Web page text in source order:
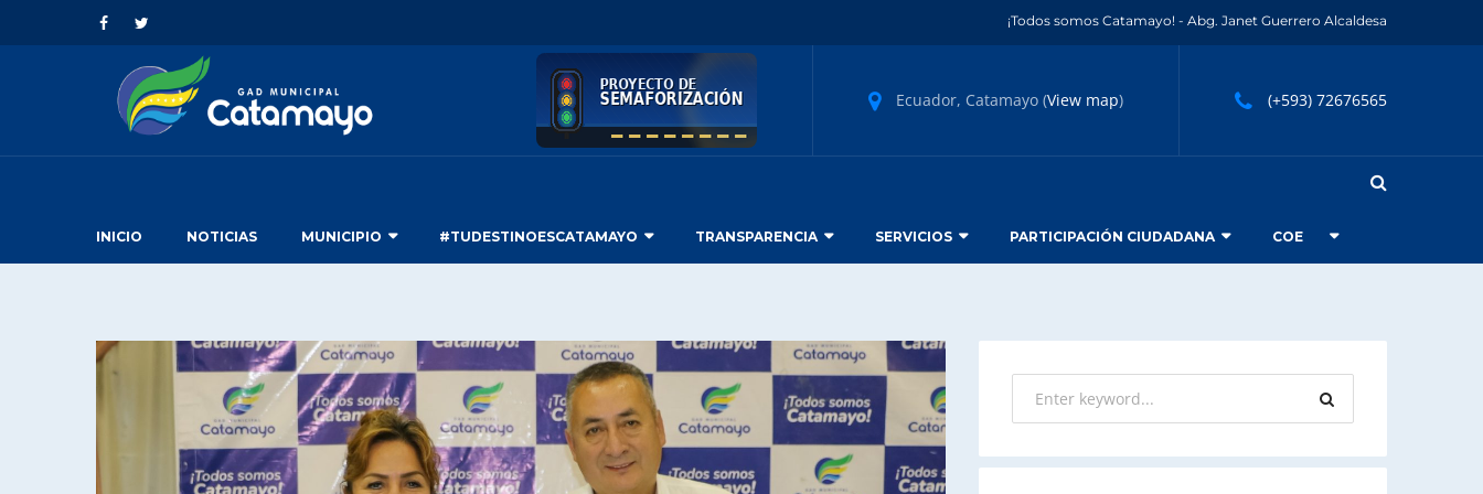
¡Todos somos Catamayo! - Abg. Janet Guerrero Alcaldesa
Ecuador, Catamayo (View map) (+593) 72676565
INICIO NOTICIAS MUNICIPIO #TUDESTINOESCATAMAYO TRANSPARENCIA SERVICIOS PARTICIPACIÓN CIUDADANA COE